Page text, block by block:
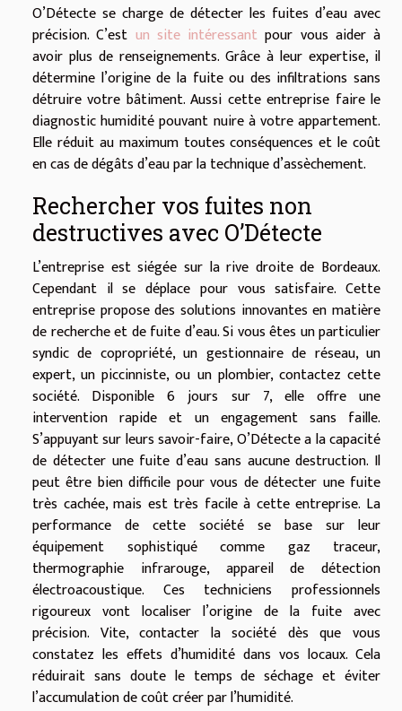
O’Détecte se charge de détecter les fuites d’eau avec
précision. C’est un site intéressant pour vous aider à
avoir plus de renseignements. Grâce à leur expertise, il
détermine l’origine de la fuite ou des infiltrations sans
détruire votre bâtiment. Aussi cette entreprise faire le
diagnostic humidité pouvant nuire à votre appartement.
Elle réduit au maximum toutes conséquences et le coût
en cas de dégâts d’eau par la technique d’assèchement.
Rechercher vos fuites non
destructives avec O’Détecte
L’entreprise est siégée sur la rive droite de Bordeaux.
Cependant il se déplace pour vous satisfaire. Cette
entreprise propose des solutions innovantes en matière
de recherche et de fuite d’eau. Si vous êtes un particulier
syndic de copropriété, un gestionnaire de réseau, un
expert, un piccinniste, ou un plombier, contactez cette
société. Disponible 6 jours sur 7, elle offre une
intervention rapide et un engagement sans faille.
S’appuyant sur leurs savoir-faire, O’Détecte a la capacité
de détecter une fuite d’eau sans aucune destruction. Il
peut être bien difficile pour vous de détecter une fuite
très cachée, mais est très facile à cette entreprise. La
performance de cette société se base sur leur
équipement sophistiqué comme gaz traceur,
thermographie infrarouge, appareil de détection
électroacoustique. Ces techniciens professionnels
rigoureux vont localiser l’origine de la fuite avec
précision. Vite, contacter la société dès que vous
constatez les effets d’humidité dans vos locaux. Cela
réduirait sans doute le temps de séchage et éviter
l’accumulation de coût créer par l’humidité.